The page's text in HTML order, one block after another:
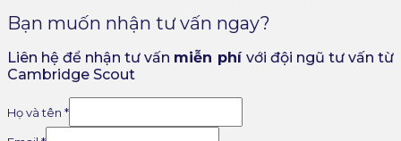
Bạn muốn nhận tư vấn ngay?
Liên hệ để nhận tư vấn miễn phí với đội ngũ tư vấn từ
Cambridge Scout
Họ và tên *